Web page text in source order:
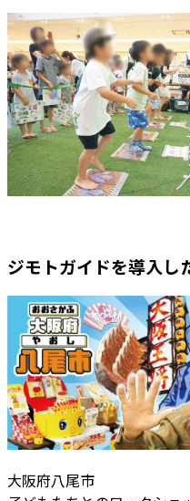
ジモトガイドを導入し
大阪府八尾市